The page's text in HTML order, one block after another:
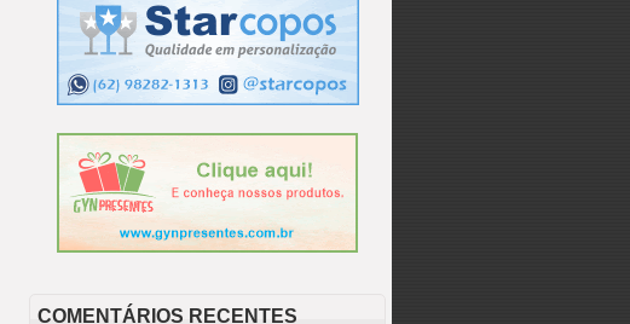
COMENTÁRIOS RECENTES